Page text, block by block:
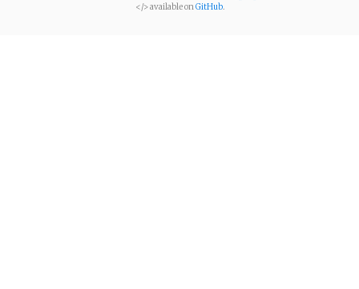
</> available onGitHub.